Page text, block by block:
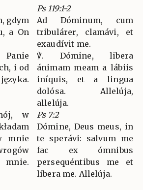
gdym
a On
Panie
i od
w
mnie
Ps 119:1-2
Ad Dóminum, cum
tribulárer, clamávi, et
exaudívit me.
℣. Dómine, libera
ánimam meam a lábiis
iníquis, et a lingua
dolósa. Allelúja,
allelúja.
Ps 7:2
Dómine, Deus meus, in
te sperávi: salvum me
fac ex ómnibus
persequéntibus me et
líbera me. Allelúja.